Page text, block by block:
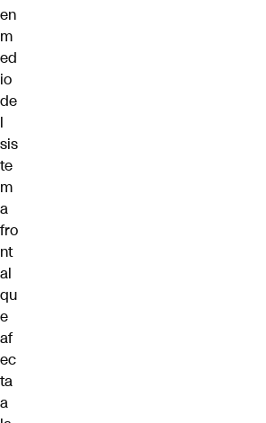
en
m
ed
io
de
l
sis
te
m
a
fro
nt
al
qu
e
af
ec
ta
a